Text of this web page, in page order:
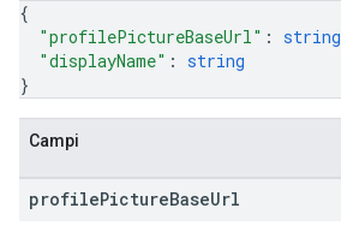
{
"profilePictureBaseUrl" : string
"displayName" : string
}
Campi
profilePictureBaseUrl